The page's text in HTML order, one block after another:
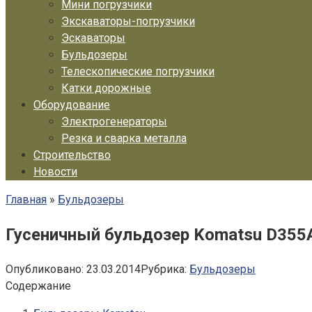
Мини погрузчики
Экскаваторы-погрузчики
Эскаваторы
Бульдозеры
Телескопические погрузчики
Катки дорожные
Оборудование
Электрогенераторы
Резка и сварка металла
Строительство
Новости
Главная » Бульдозеры
Гусеничный бульдозер Komatsu
Опубликовано: 23.03.2014Рубрика: Бульдозеры
Содержание